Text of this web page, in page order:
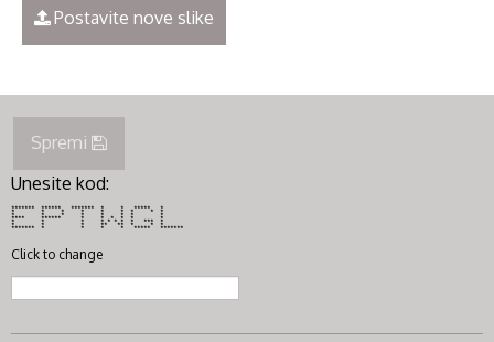
Postavite nove slike
Spremi
Unesite kod:
******* ****** ******* * * ***** *
* * * * * * * * *
* * * * * * * *
**** ****** * * * * * *
* * * * * * * * *** *
* * * ** ** * * *
******* * * * * ***** *******
Click to change